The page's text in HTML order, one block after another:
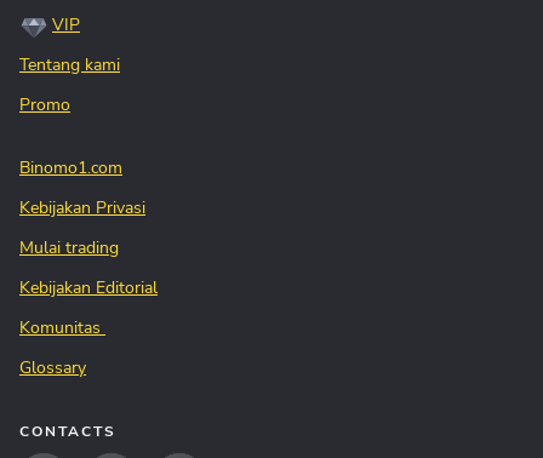
VIP
Tentang kami
Promo
Binomo1.com
Kebijakan Privasi
Mulai trading
Kebijakan Editorial
Komunitas
Glossary
CONTACTS